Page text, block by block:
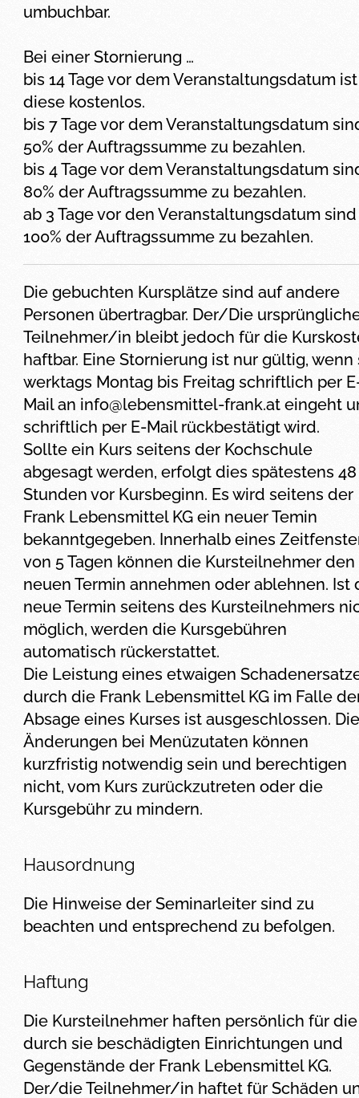
umbuchbar.
Bei einer Stornierung …
bis 14 Tage vor dem Veranstaltungsdatum ist
diese kostenlos.
bis 7 Tage vor dem Veranstaltungsdatum
50% der Auftragssumme zu bezahlen.
bis 4 Tage vor dem Veranstaltungsdatum
80% der Auftragssumme zu bezahlen.
ab 3 Tage vor den Veranstaltungsdatum sind
100% der Auftragssumme zu bezahlen.
Die gebuchten Kursplätze sind auf andere
Personen übertragbar. Der/Die
Teilnehmer/in bleibt jedoch für die
haftbar. Eine Stornierung ist nur gültig, wenn
werktags Montag bis Freitag schriftlich per
Mail an info@lebensmittel-frank.ateingeht
schriftlich per E-Mail rückbestätigt wird.
Sollte ein Kurs seitens der Kochschule
abgesagt werden, erfolgt dies spätestens 48
Stunden vor Kursbeginn. Es wird seitens der
Frank Lebensmittel KG ein neuer Temin
bekanntgegeben. Innerhalb eines
von 5 Tagen können die Kursteilnehmer den
neuen Termin annehmen oder ablehnen. Ist
neue Termin seitens des Kursteilnehmers
möglich, werden die Kursgebühren
automatisch rückerstattet.
Die Leistung eines etwaigen
durch die Frank Lebensmittel KG im Falle
Absage eines Kurses ist ausgeschlossen. Die
Änderungen bei Menüzutaten können
kurzfristig notwendig sein und berechtigen
nicht, vom Kurs zurückzutreten oder die
Kursgebühr zu mindern.
Hausordnung
Die Hinweise der Seminarleiter sind zu
beachten und entsprechend zu befolgen.
Haftung
Die Kursteilnehmer haften persönlich für die
durch sie beschädigten Einrichtungen und
Gegenstände der Frank Lebensmittel KG.
Der/die Teilnehmer/in haftet für Schäden